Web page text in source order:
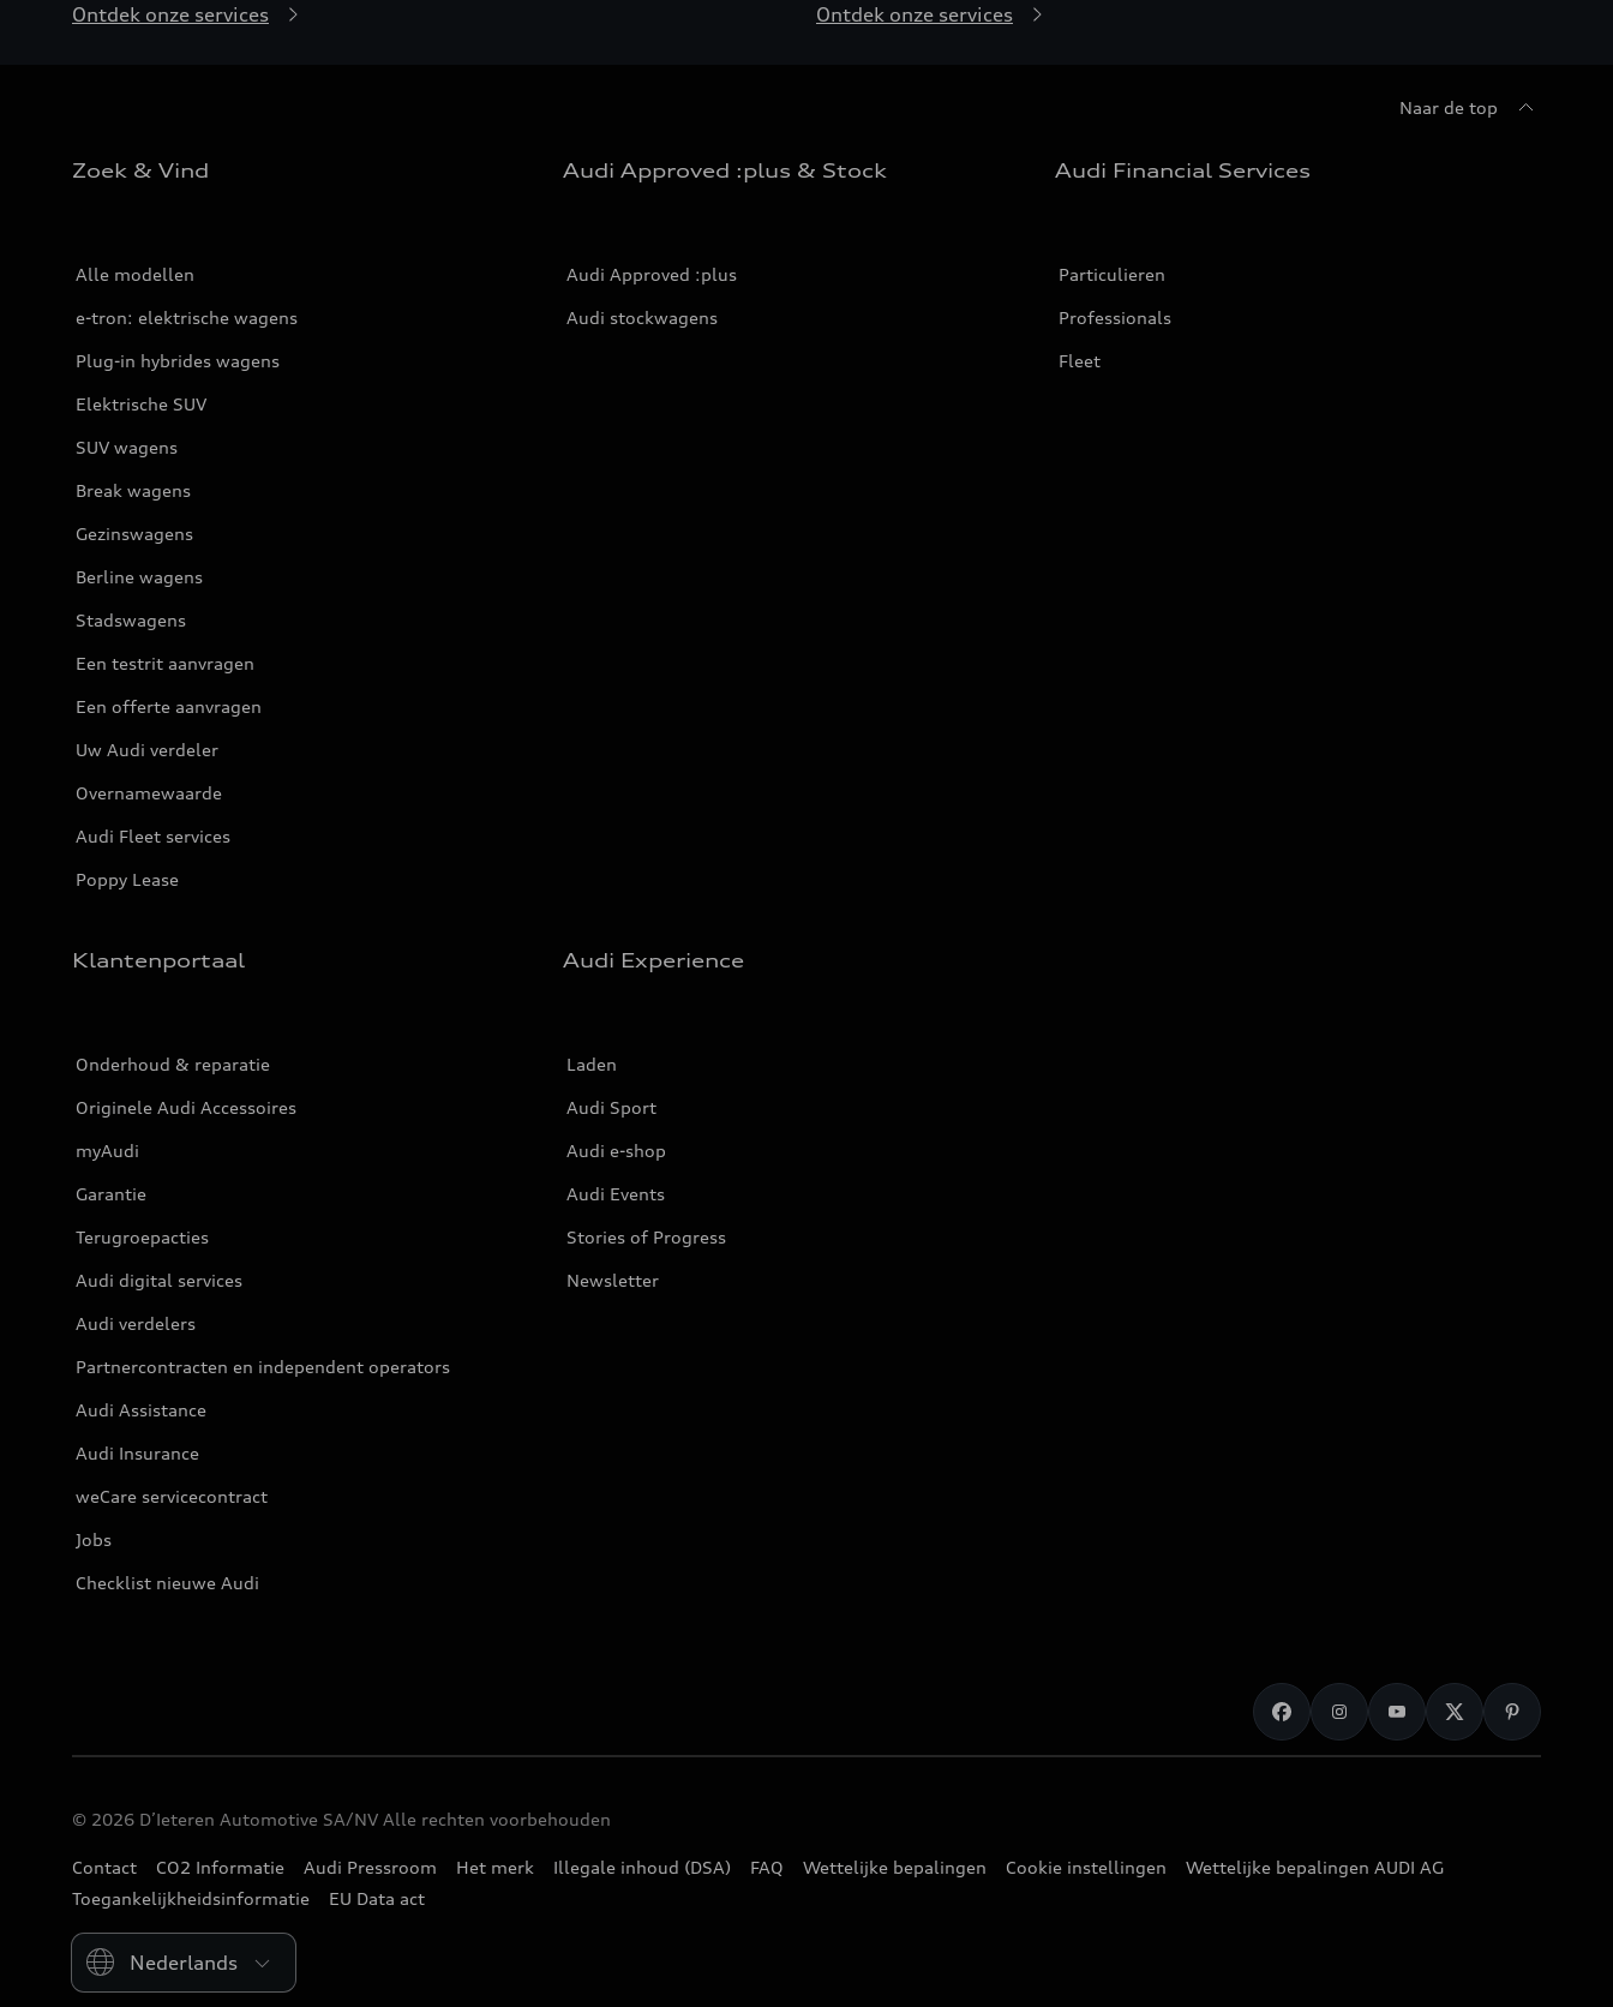
Ontdek onze services
Ontdek onze services
Naar de top
Zoek & Vind
Alle modellen
e-tron: elektrische wagens
Plug-in hybrides wagens
Elektrische SUV
SUV wagens
Break wagens
Gezinswagens
Berline wagens
Stadswagens
Een testrit aanvragen
Een offerte aanvragen
Uw Audi verdeler
Overnamewaarde
Audi Fleet services
Poppy Lease
Audi Approved :plus & Stock
Audi Approved :plus
Audi stockwagens
Audi Financial Services
Particulieren
Professionals
Fleet
Klantenportaal
Onderhoud & reparatie
Originele Audi Accessoires
myAudi
Garantie
Terugroepacties
Audi digital services
Audi verdelers
Partnercontracten en independent operators
Audi Assistance
Audi Insurance
weCare servicecontract
Jobs
Checklist nieuwe Audi
Audi Experience
Laden
Audi Sport
Audi e-shop
Audi Events
Stories of Progress
Newsletter
© 2026 D’Ieteren Automotive SA/NV Alle rechten voorbehouden
Contact CO2 Informatie Audi Pressroom Het merk Illegale inhoud (DSA) FAQ Wettelijke bepalingen Cookie instellingen
Wettelijke bepalingen AUDI AG
Toegankelijkheidsinformatie
EU Data act
Please select country